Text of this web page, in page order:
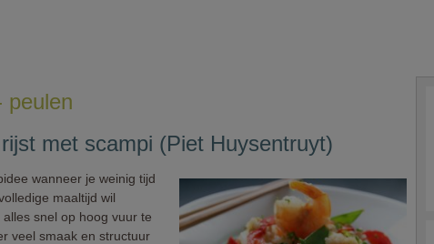
peulen
met scampi (Piet Huysentruyt)
wanneer je weinig tijd
maaltijd wil
snel op hoog vuur te
veel smaak en structuur